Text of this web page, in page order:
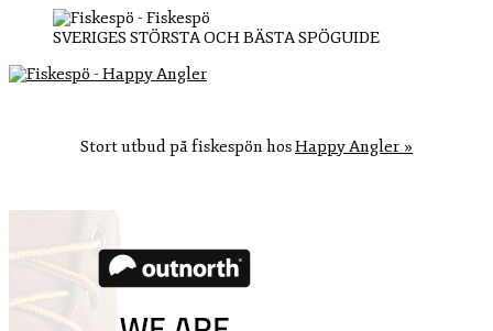
SVERIGES STÖRSTA OCH BÄSTA SPÖGUIDE
Stort utbud på fiskespön hosHappy Angler »